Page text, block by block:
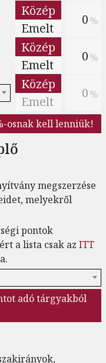
Közép
Emelt
%
Közép
Emelt
%
Közép
Emelt
%
osnak kell lenniük!
megszerzése
melyekről
pontok
a lista csak az ITT
adó tárgyakból